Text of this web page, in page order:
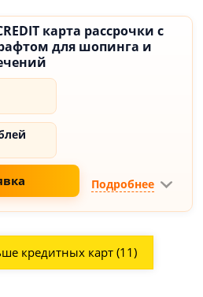
карта рассрочки с
для шопинга и
Подробнее
кредитных карт (11)